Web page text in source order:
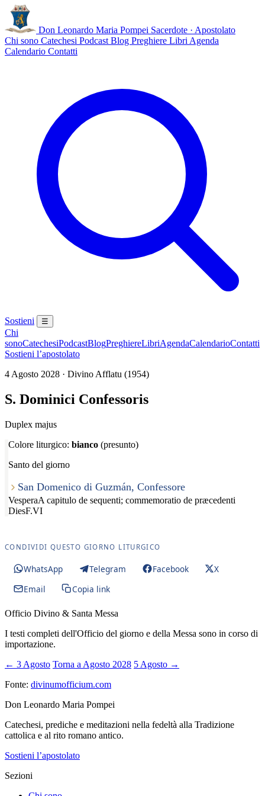
Don Leonardo Maria Pompei Sacerdote · Apostolato
Chi sono Catechesi Podcast Blog Preghiere Libri Agenda
Calendario Contatti
Sostieni ☰
Chi
sonoCatechesiPodcastBlogPreghiereLibriAgendaCalendarioContatti
Sostieni l’apostolato
4 Agosto 2028 · Divino Afflatu (1954)
S. Dominici Confessoris
Duplex majus
Colore liturgico: bianco (presunto)
Santo del giorno
San Domenico di Guzmán, Confessore
VesperaA capitulo de sequenti; commemoratio de præcedenti
DiesF.VI
CONDIVIDI QUESTO GIORNO LITURGICO
WhatsApp Telegram Facebook
X
Email
Copia link
Officio Divino & Santa Messa
I testi completi dell'Officio del giorno e della Messa sono in corso di
importazione.
← 3 Agosto Torna a Agosto 2028 5 Agosto →
Fonte: divinumofficium.com
Don Leonardo Maria Pompei
Catechesi, prediche e meditazioni nella fedeltà alla Tradizione
cattolica e al rito romano antico.
Sostieni l’apostolato
Sezioni